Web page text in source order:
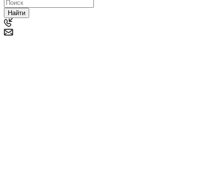
Найти